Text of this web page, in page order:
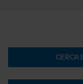
CERCA